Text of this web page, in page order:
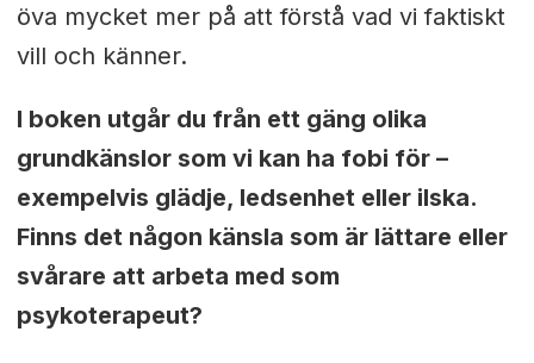
öva mycket mer på att förstå vad vi faktiskt
vill och känner.
I boken utgår du från ett gäng olika
grundkänslor som vi kan ha fobi för –
exempelvis glädje, ledsenhet eller ilska.
Finns det någon känsla som är lättare eller
svårare att arbeta med som
psykoterapeut?